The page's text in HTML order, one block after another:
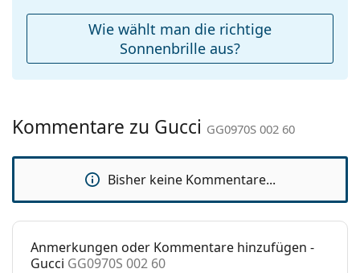
Reinigungstuch:
Ja
Marke:
Gucci
Verwendung:
Mode
GG0970S 002 60
Wie wählt man die richtige
Sonnenbrille aus?
Kommentare zu Gucci GG0970S 002 60
Bisher keine Kommentare...
Anmerkungen oder Kommentare hinzufügen -
Gucci GG0970S 002 60